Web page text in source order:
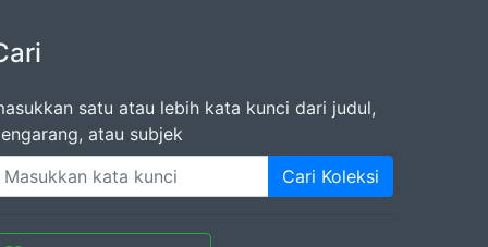
satu atau lebih kata kunci dari judul,
atau subjek
Cari Koleksi